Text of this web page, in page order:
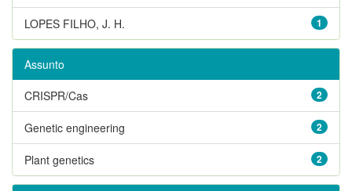
1
LOPES FILHO, J. H.
Assunto
2
CRISPR/Cas
2
Genetic engineering
2
Plant genetics